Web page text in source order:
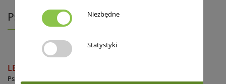
Pszenica przewódkowa
LENNOX
Pszenica elitarna
Niezbędne
Statystyki